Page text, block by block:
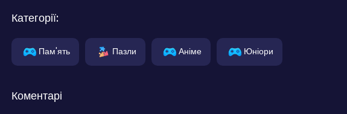
Категорії:
Пам'ять Пазли Аніме Юніори
Коментарі